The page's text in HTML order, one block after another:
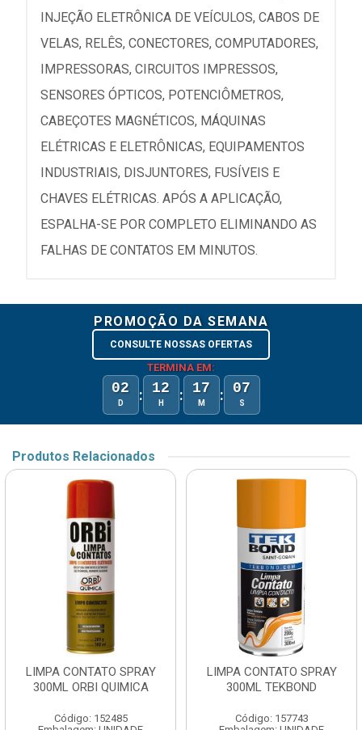
INJEÇÃO ELETRÔNICA DE VEÍCULOS, CABOS DE
VELAS, RELÊS, CONECTORES, COMPUTADORES,
IMPRESSORAS, CIRCUITOS IMPRESSOS,
SENSORES ÓPTICOS, POTENCIÔMETROS,
CABEÇOTES MAGNÉTICOS, MÁQUINAS
ELÉTRICAS E ELETRÔNICAS, EQUIPAMENTOS
INDUSTRIAIS, DISJUNTORES, FUSÍVEIS E
CHAVES ELÉTRICAS. APÓS A APLICAÇÃO,
ESPALHA-SE POR COMPLETO ELIMINANDO AS
FALHAS DE CONTATOS EM MINUTOS.
PROMOÇÃO DA SEMANA
CONSULTE NOSSAS OFERTAS
TERMINA EM:
02
D : 12
H : 17
M : 07
S
Produtos Relacionados
LIMPA CONTATO SPRAY
300ML ORBI QUIMICA
Código: 152485
LIMPA CONTATO SPRAY
300ML TEKBOND
Código: 157743